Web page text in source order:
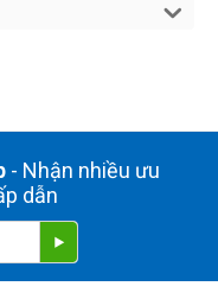
- Nhận nhiều ưu
dẫn